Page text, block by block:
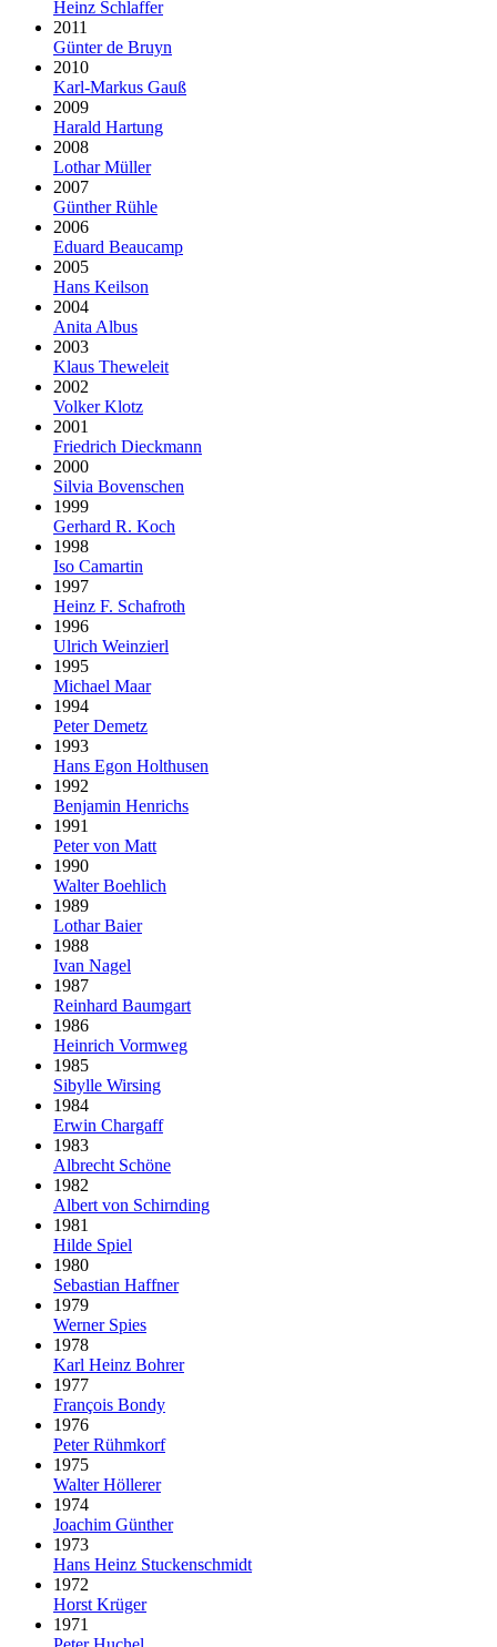
Heinz Schlaffer
2011
Günter de Bruyn
2010
Karl-Markus Gauß
2009
Harald Hartung
2008
Lothar Müller
2007
Günther Rühle
2006
Eduard Beaucamp
2005
Hans Keilson
2004
Anita Albus
2003
Klaus Theweleit
2002
Volker Klotz
2001
Friedrich Dieckmann
2000
Silvia Bovenschen
1999
Gerhard R. Koch
1998
Iso Camartin
1997
Heinz F. Schafroth
1996
Ulrich Weinzierl
1995
Michael Maar
1994
Peter Demetz
1993
Hans Egon Holthusen
1992
Benjamin Henrichs
1991
Peter von Matt
1990
Walter Boehlich
1989
Lothar Baier
1988
Ivan Nagel
1987
Reinhard Baumgart
1986
Heinrich Vormweg
1985
Sibylle Wirsing
1984
Erwin Chargaff
1983
Albrecht Schöne
1982
Albert von Schirnding
1981
Hilde Spiel
1980
Sebastian Haffner
1979
Werner Spies
1978
Karl Heinz Bohrer
1977
François Bondy
1976
Peter Rühmkorf
1975
Walter Höllerer
1974
Joachim Günther
1973
Hans Heinz Stuckenschmidt
1972
Horst Krüger
1971